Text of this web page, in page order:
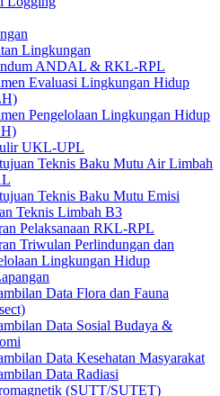
Lingkungan
ANDAL & RKL-RPL
Evaluasi Lingkungan Hidup
Pengelolaan Lingkungan Hidup
UKL-UPL
Teknis Baku Mutu Air Limbah
Teknis Baku Mutu Emisi
Teknis Limbah B3
Pelaksanaan RKL-RPL
Triwulan Perlindungan dan
Lingkungan Hidup
Data Flora dan Fauna
Data Sosial Budaya &
Data Kesehatan Masyarakat
Data Radiasi
(SUTT/SUTET)